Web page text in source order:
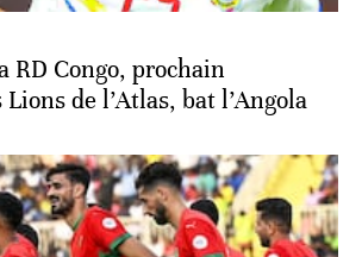
RD Congo, prochain
de l’Atlas, bat l’Angola